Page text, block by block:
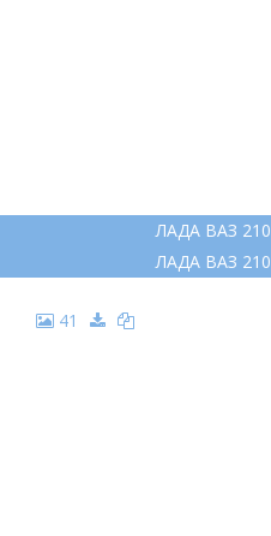
ЛАДА ВАЗ
ЛАДА ВАЗ
41